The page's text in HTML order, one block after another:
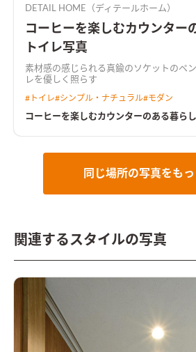
DETAIL HOME（ディテールホーム）
コーヒーを楽しむカウンター
トイレ写真
素材感の感じられる真鍮のソケットのペ
レを優しく照らす
# トイレ#シンプル・ナチュラル#モダン
コーヒーを楽しむカウンターのある暮らし
同じ場所の写真をも
関連するスタイルの写真